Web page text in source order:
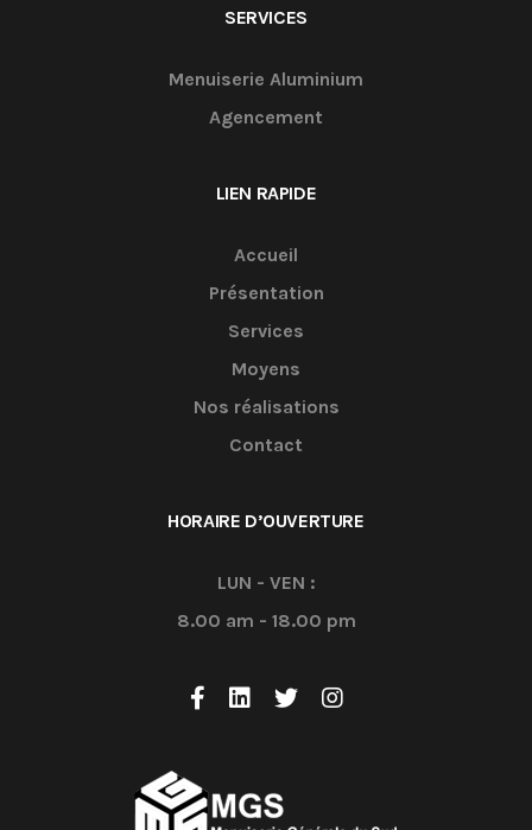
SERVICES
Menuiserie Aluminium
Agencement
LIEN RAPIDE
Accueil
Présentation
Services
Moyens
Nos réalisations
Contact
HORAIRE D’OUVERTURE
LUN - VEN :
8.00 am - 18.00 pm